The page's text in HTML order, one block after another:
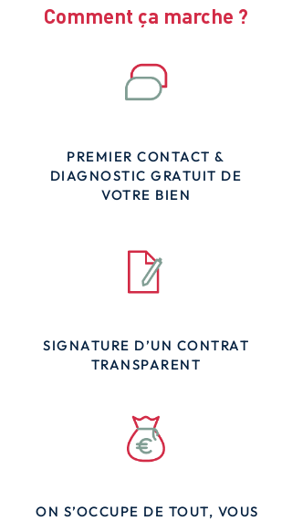
Comment ça marche ?
PREMIER CONTACT &
DIAGNOSTIC GRATUIT DE
VOTRE BIEN
SIGNATURE D’UN CONTRAT
TRANSPARENT
ON S’OCCUPE DE TOUT, VOUS